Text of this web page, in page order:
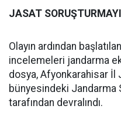
JASAT
Olayın ardından
incelemeleri jandarma
dosya, Afyonkarahisar İl
bünyesindeki Jandarma
tarafından devralındı.